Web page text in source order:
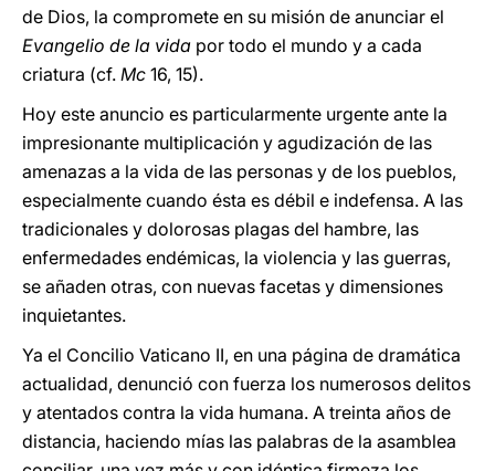
de Dios, la compromete en su misión de anunciar el
Evangelio de la vida por todo el mundo y a cada
criatura (cf. Mc 16, 15).
Hoy este anuncio es particularmente urgente ante la
impresionante multiplicación y agudización de las
amenazas a la vida de las personas y de los pueblos,
especialmente cuando ésta es débil e indefensa. A las
tradicionales y dolorosas plagas del hambre, las
enfermedades endémicas, la violencia y las guerras,
se añaden otras, con nuevas facetas y dimensiones
inquietantes.
Ya el Concilio Vaticano II, en una página de dramática
actualidad, denunció con fuerza los numerosos delitos
y atentados contra la vida humana. A treinta años de
distancia, haciendo mías las palabras de la asamblea